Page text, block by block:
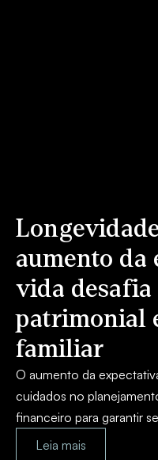
aumento da
vida desafia
patrimonial
familiar
O aumento da
cuidados no
financeiro para garantir
Leia mais